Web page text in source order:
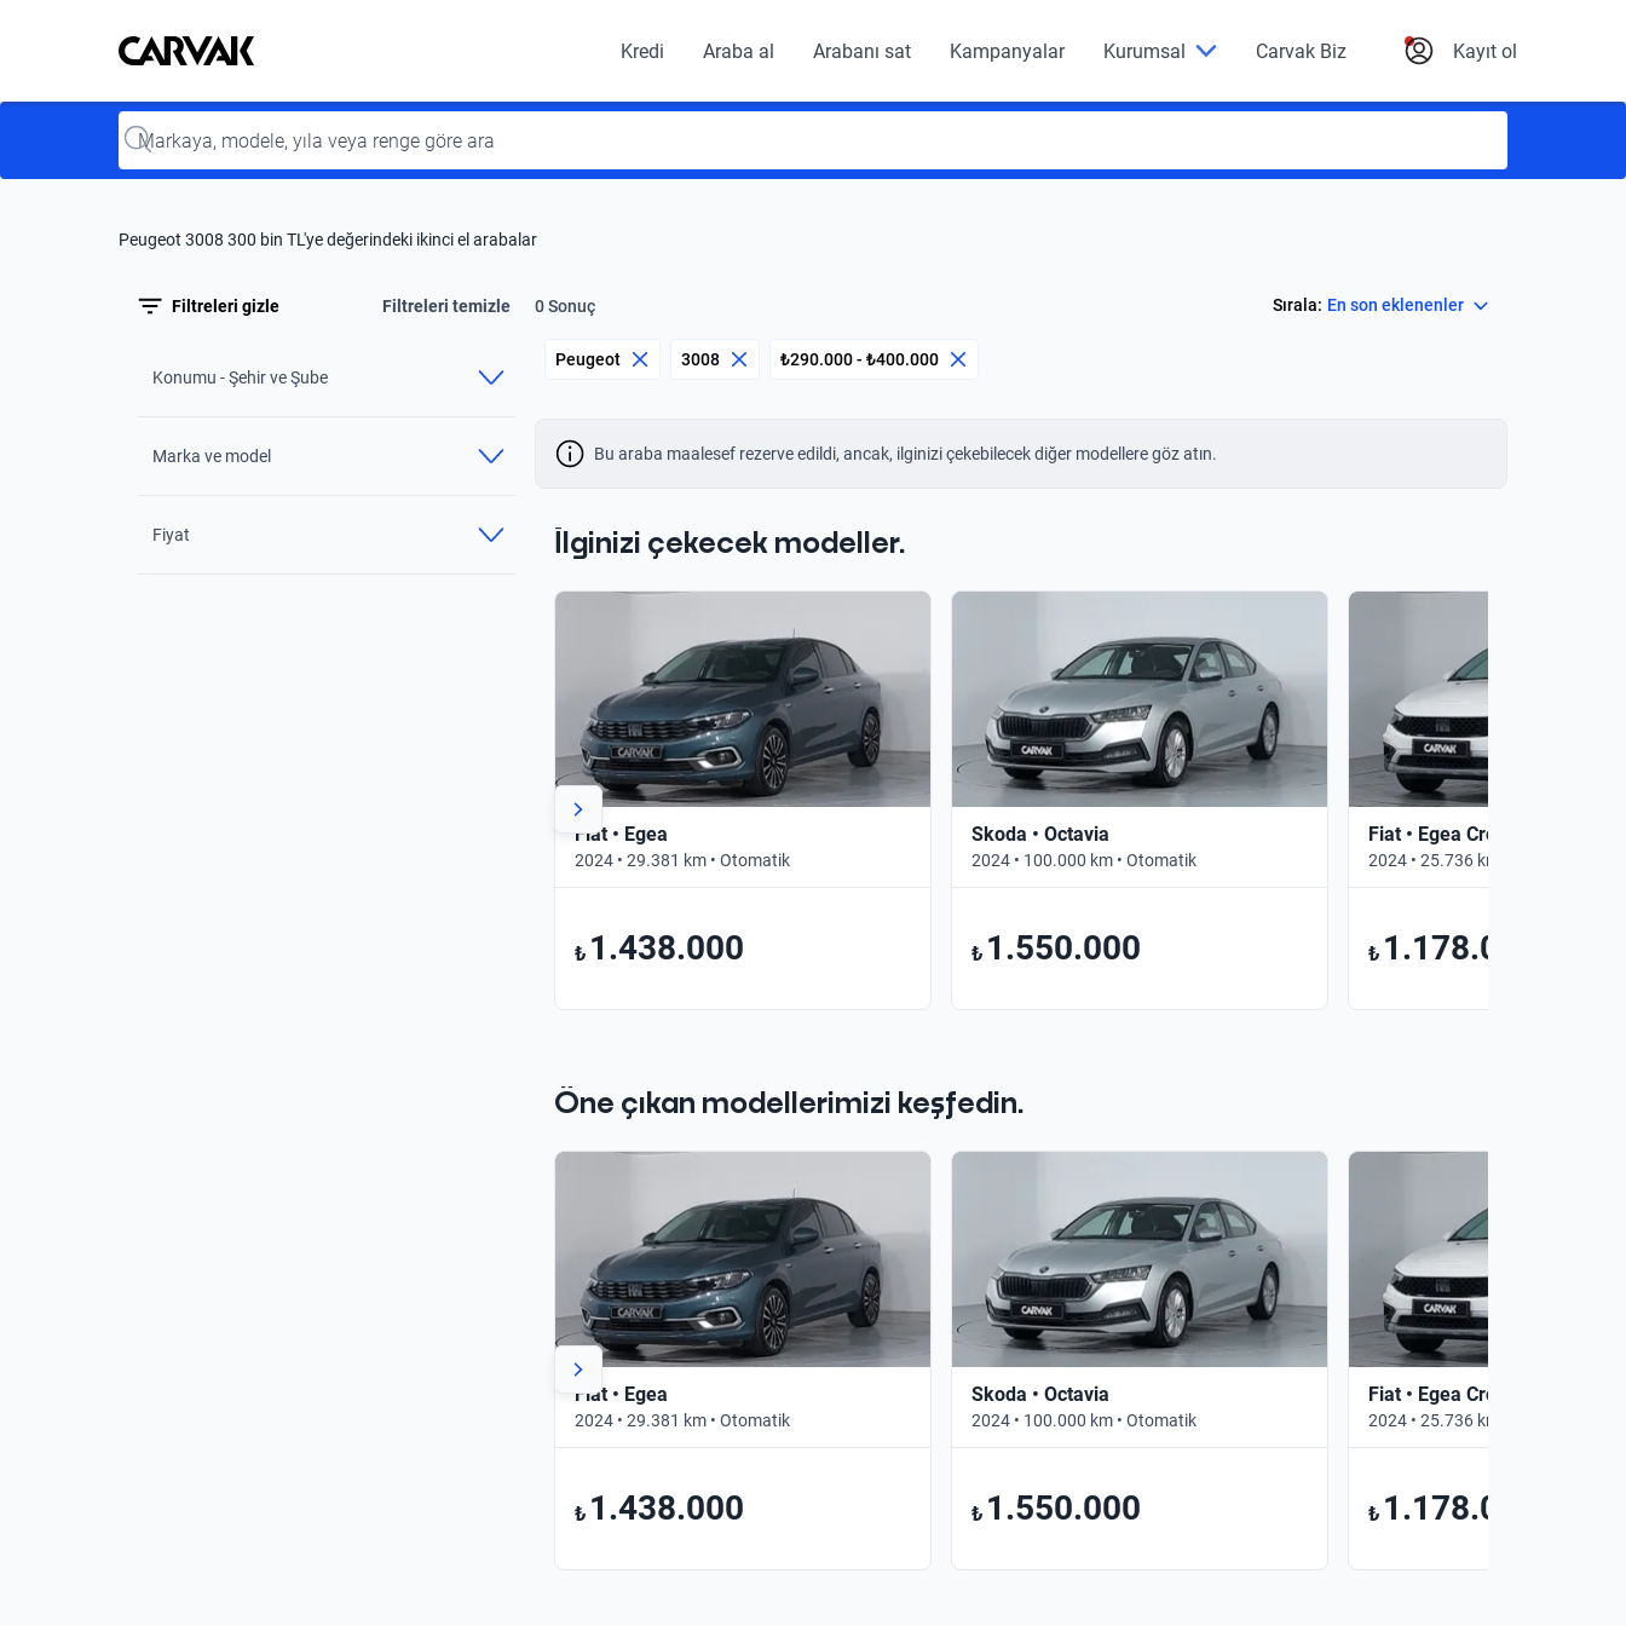
Kavak
Kavak Kredi Araba al Arabanı sat Kampanyalar Kurumsal Carvak Biz Kayıt ol
Input
Peugeot 3008 300 bin TL'ye değerindeki ikinci el arabalar
Filtreleri gizle Filtreleri temizle 0 Sonuç Sırala: En son eklenenler
Konumu - Şehir ve Şube
Marka ve model
Fiyat
Peugeot 3008 ₺290.000 - ₺400.000
Bu araba maalesef rezerve edildi, ancak, ilginizi çekebilecek diğer modellere göz atın.
İlginizi çekecek modeller.
Fiat • Egea
2024 • 29.381 km • Otomatik
₺ 1.438.000
Skoda • Octavia
2024 • 100.000 km • Otomatik
₺ 1.550.000
Fiat • Egea Cross
2024 • 25.736 km • Manuel
₺ 1.178.000
Öne çıkan modellerimizi keşfedin.
Fiat • Egea
2024 • 29.381 km • Otomatik
₺ 1.438.000
Skoda • Octavia
2024 • 100.000 km • Otomatik
₺ 1.550.000
Fiat • Egea Cross
2024 • 25.736 km • Manuel
₺ 1.178.000